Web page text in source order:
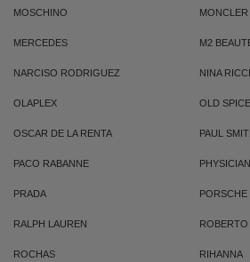
MOSCHINO MONCLER
MERCEDES M2
NARCISO RODRIGUEZ NINA RICCI
OLAPLEX OLD SPICE
OSCAR DE LA RENTA PAUL
PACO RABANNE
PRADA PORSCHE
RALPH LAUREN ROBERTO
ROCHAS RIHANNA